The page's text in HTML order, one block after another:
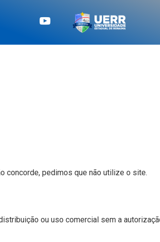
concorde, pedimos que não utilize o site.
ou uso comercial sem a